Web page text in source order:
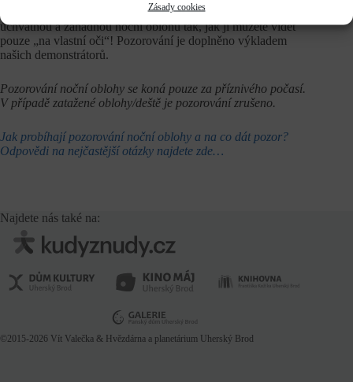
Zásady cookies
Copak je to támhle za hvězdu? Pojďte se s námi podívat na
úchvatnou a záhadnou noční oblohu tak, jak ji můžete vidět
pouze „na vlastní oči“! Pozorování je doplněno výkladem
našich demonstrátorů.
Pozorování noční oblohy se koná pouze za příznivého počasí.
V případě zatažené oblohy/deště je pozorování zrušeno.
Jak probíhají pozorování noční oblohy a na co dát pozor?
Odpovědi na nejčastější otázky najdete zde…
Najdete nás také na:
©2015-2026 Vít Valečka & Hvězdárna a planetárium Uherský Brod